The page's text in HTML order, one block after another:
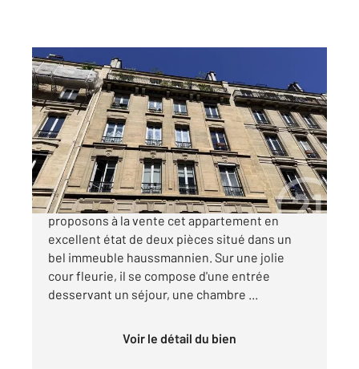
PARIS 75010
34,76 m2, 2 pièces
Ref : 9315
Appartement F2 à vendre
354 000 €
LOUIS BLANC // RUE CAIL : Nous vous
proposons à la vente cet appartement en
excellent état de deux pièces situé dans un
bel immeuble haussmannien. Sur une jolie
cour fleurie, il se compose d'une entrée
desservant un séjour, une chambre ...
Voir le détail du bien